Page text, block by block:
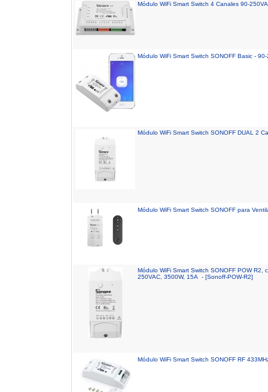
Módulo WiFi Smart Switch 4 Canales 90-
Módulo WiFi Smart Switch SONOFF Basic -
Módulo WiFi Smart Switch SONOFF DUAL 2
Módulo WiFi Smart Switch SONOFF para
Módulo WiFi Smart Switch SONOFF POW
250VAC, 3500W, 15A - [Sonoff-POW-R2]
Módulo WiFi Smart Switch SONOFF RF